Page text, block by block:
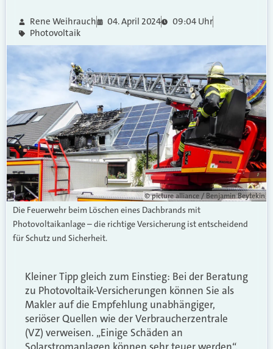
Rene Weihrauch 04. April 2024
09:04 Uhr
Photovoltaik
© picture alliance / Benjamin Beytekin
Die Feuerwehr beim Löschen eines Dachbrands mit
Photovoltaikanlage – die richtige Versicherung ist entscheidend
für Schutz und Sicherheit.
Kleiner Tipp gleich zum Einstieg: Bei der Beratung
zu Photovoltaik-Versicherungen können Sie als
Makler auf die Empfehlung unabhängiger,
seriöser Quellen wie der Verbraucherzentrale
(VZ) verweisen. „Einige Schäden an
Solarstromanlagen können sehr teuer werden“,